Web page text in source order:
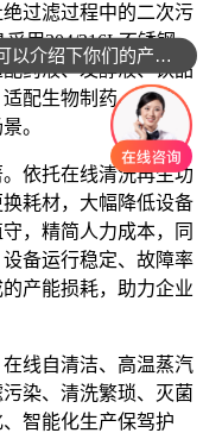
过滤过程中的二次污
用304/316L不锈钢
药液、发酵液、饮品
配生物制药、保健
。
依托在线清洗再生功
耗材，大幅降低设备
，精简人力成本，同
备运行稳定、故障率
产能损耗，助力企业
线自清洁、高温蒸汽
染、清洗繁琐、灭菌
智能化生产保驾护
可以介绍下你们的产品么